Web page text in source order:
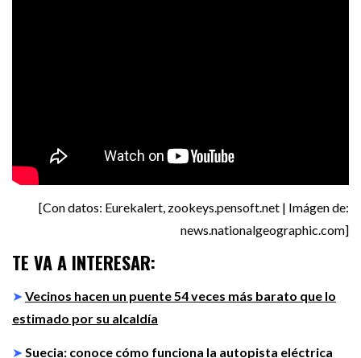
[Con datos: Eurekalert, zookeys.pensoft.net | Imágen de:
news.nationalgeographic.com]
TE VA A INTERESAR:
➤ Vecinos hacen un puente 54 veces más barato que lo
estimado por su alcaldía
➤ Suecia: conoce cómo funciona la autopista eléctrica